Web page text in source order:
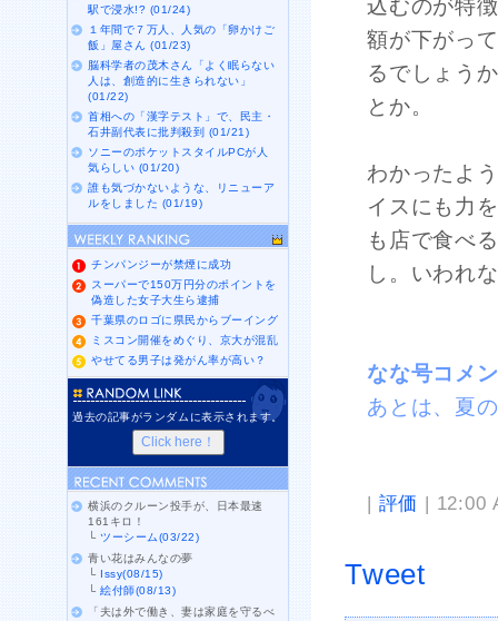
込むのが特
額が下がっ
るでしょう
とか。
わかったよ
イスにも力
も店で食べ
し。いわれ
なな号コ
あとは、夏
| 評価 | 12:00
Tweet
駅で浸水!? (01/24)
１年間で７万人、人気の「卵かけご
飯」屋さん (01/23)
脳科学者の茂木さん「よく眠らない
人は、創造的に生きられない」
(01/22)
首相への「漢字テスト」で、民主・
石井副代表に批判殺到 (01/21)
ソニーのポケットスタイルPCが人
気らしい (01/20)
誰も気づかないような、リニューア
ルをしました (01/19)
チンパンジーが禁煙に成功
スーパーで150万円分のポイントを
偽造した女子大生ら逮捕
千葉県のロゴに県民からブーイング
ミスコン開催をめぐり、京大が混乱
やせてる男子は発がん率が高い？
過去の記事がランダムに表示されます。
横浜のクルーン投手が、日本最速
161キロ！
└ツーシーム(03/22)
青い花はみんなの夢
└ Issy(08/15)
└絵付師(08/13)
「夫は外で働き、妻は家庭を守るべ